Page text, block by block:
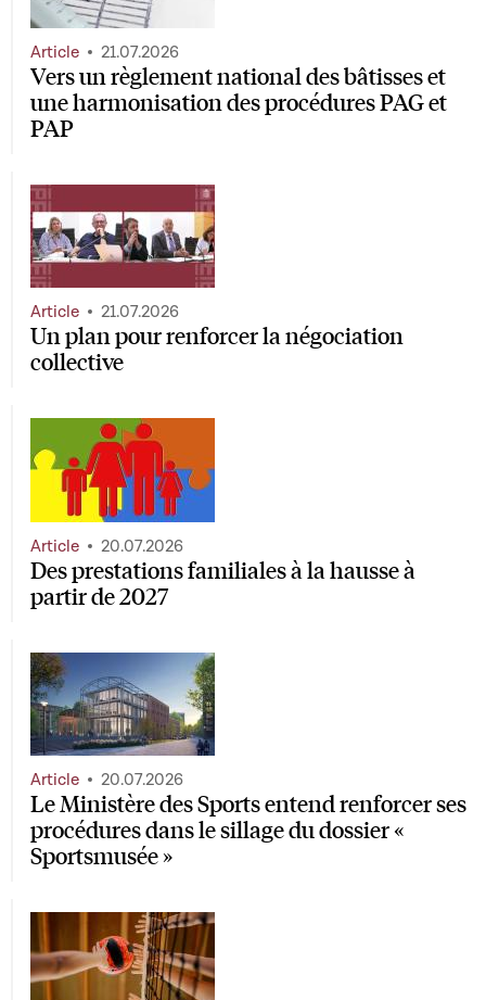
Vers un règlement national des bâtisses et
une harmonisation des procédures PAG et
PAP
Article 21.07.2026
Un plan pour renforcer la négociation
collective
Article 21.07.2026
Des prestations familiales à la hausse à
partir de 2027
Article 20.07.2026
Le Ministère des Sports entend renforcer ses
procédures dans le sillage du dossier «
Sportsmusée »
Article 20.07.2026